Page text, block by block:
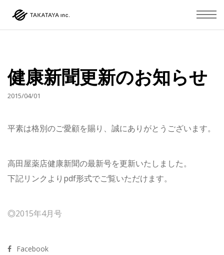
健康新聞更新のお知らせ
2015/04/01
平素は格別のご愛顧を賜り、誠にありがとうございます。
高田屋薬店健康新聞の最新号を更新いたしました。
下記リンクよりpdf形式でご覧いただけます。
◎2015年4月号
Facebook